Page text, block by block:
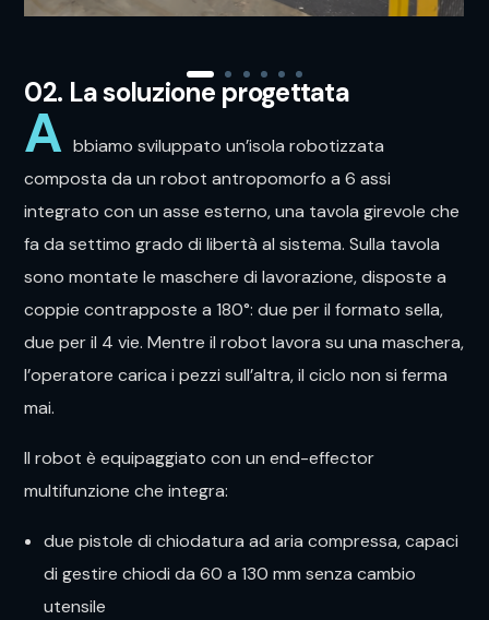
02. La soluzione progettata
A bbiamo sviluppato un’isola robotizzata
composta da un robot antropomorfo a 6 assi
integrato con un asse esterno, una tavola girevole che
fa da settimo grado di libertà al sistema. Sulla tavola
sono montate le maschere di lavorazione, disposte a
coppie contrapposte a 180°: due per il formato sella,
due per il 4 vie. Mentre il robot lavora su una maschera,
l’operatore carica i pezzi sull’altra, il ciclo non si ferma
mai.
Il robot è equipaggiato con un end-effector
multifunzione che integra:
due pistole di chiodatura ad aria compressa, capaci
di gestire chiodi da 60 a 130 mm senza cambio
utensile